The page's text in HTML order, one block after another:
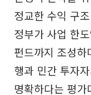
정교한 수익 구
정부가 사업 한
펀드까지 조성
행과 민간 투자
명확하다는 평가